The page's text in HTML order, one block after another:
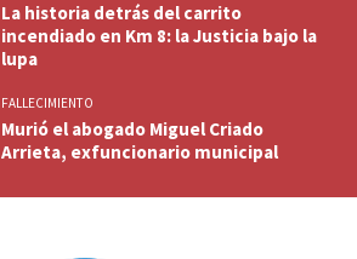
La historia detrás del carrito
incendiado en Km 8: la Justicia bajo la
lupa
FALLECIMIENTO
Murió el abogado Miguel Criado
Arrieta, exfuncionario municipal